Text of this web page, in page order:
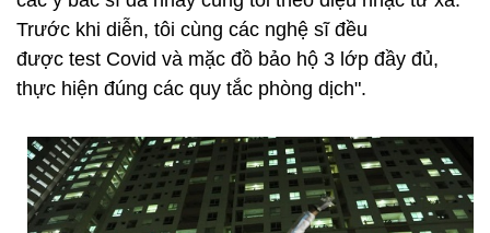
Trước khi diễn, tôi cùng các nghệ sĩ đều
được test Covid và mặc đồ bảo hộ 3 lớp đầy đủ,
thực hiện đúng các quy tắc phòng dịch".